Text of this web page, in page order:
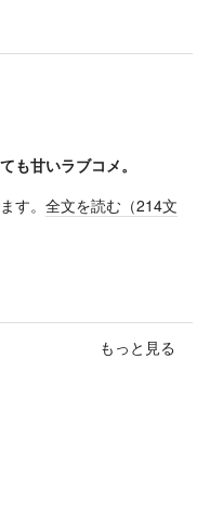
も甘いラブコメ。
す。 全文を読む（214文
もっと見る